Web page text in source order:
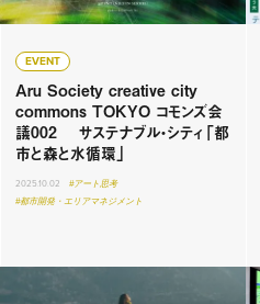
EVENT
Aru Society creative city
commons TOKYO コモンズ会
議002 サステナブル・シティ「都
市と森と水循環」
2025.10.02
#アート思考
#都市開発・エリアマネジメント